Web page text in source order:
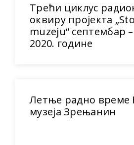
Трећи циклус
оквиру пројекта
muzeju“ септембар
2020. године
Летње радно време
музеја Зрењанин